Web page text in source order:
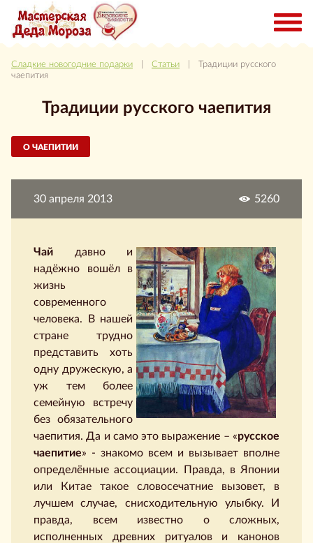
Сладкие новогодние подарки Статьи | Традиции русского
чаепития
Традиции русского чаепития
О ЧАЕПИТИИ
30 апреля 2013 5260
Чай давно и
надёжно вошёл в
жизнь
современного
человека. В нашей
стране трудно
представить хоть
одну дружескую, а
уж тем более
семейную встречу
без обязательного
чаепития. Да и само это выражение – «русское
чаепитие» - знакомо всем и вызывает вполне
определённые ассоциации. Правда, в Японии
или Китае такое словосечатние вызовет, в
лучшем случае, снисходительную улыбку. И
правда, всем известно о сложных,
исполненных древних ритуалов и канонов